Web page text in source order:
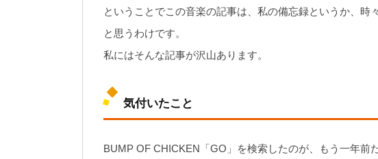
ということでこの音楽の記事は、私の備忘録というか、時
と思うわけです。
私にはそんな記事が沢山あります。
気付いたこと
BUMP OF CHICKEN「GO」を検索したのが、もう一年前